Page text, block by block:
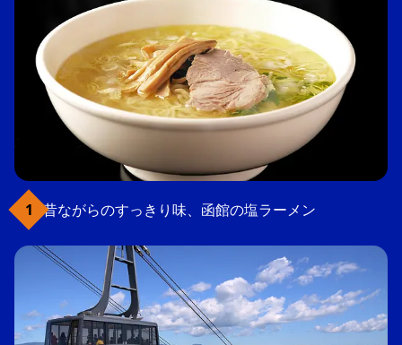
昔ながらのすっきり味、函館の塩ラーメン